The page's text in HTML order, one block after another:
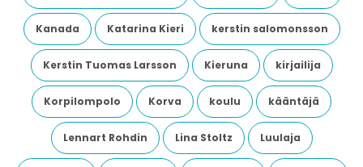
Kanada Katarina Kieri kerstin salomonsson
Kerstin Tuomas Larsson Kieruna kirjailija
Korpilompolo Korva koulu kääntäjä
Lennart Rohdin Lina Stoltz Luulaja